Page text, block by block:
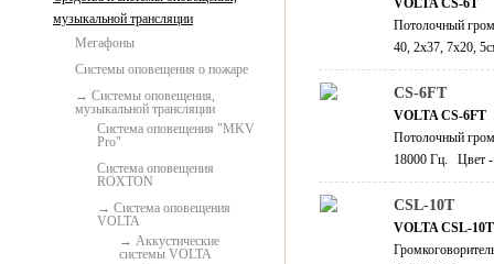
музыкальной трансляции
Мегафоны
Системы оповещения о пожаре
Системы оповещения,
музыкальной трансляции
Система оповещения "MKV
Pro"
Система оповещения
ROXTON
Система оповещения
VOLTA
Аккустические
системы VOLTA
VOLTA CS-6T
Потолочный
40, 2х37, 7х20,
CS-6FT
VOLTA CS-6FT
Потолочный
18000 Гц. Цвет -
CSL-10T
VOLTA CSL-10T